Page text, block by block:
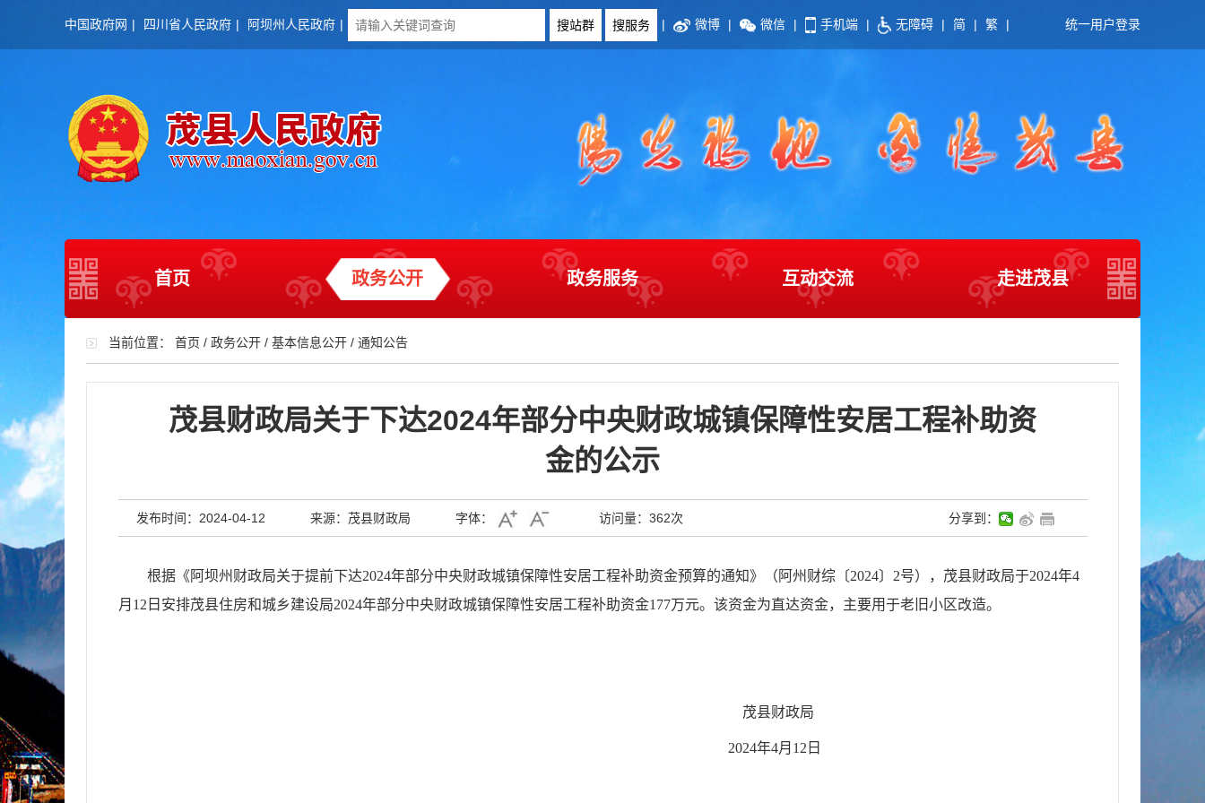
中国政府网 | 四川省人民政府 | 阿坝州人民政府 | | 微博 | 微信 | 手机端 | 无障碍 | 简 | 繁 | 统一用户登录
首页 政务公开 政务服务 互动交流 走进茂县
当前位置： 首页 / 政务公开 / 基本信息公开 / 通知公告
茂县财政局关于下达2024年部分中央财政城镇保障性安居工程补助资
金的公示
发布时间：2024-04-12 来源：茂县财政局 字体： 访问量： 362次 分享到：
根据《阿坝州财政局关于提前下达2024年部分中央财政城镇保障性安居工程补助资金预算的通知》（阿州财综〔2024〕 2号），茂县财政局于2024年4
月 12 日 安排茂县住房和城乡建设局2024年部分中央财政城镇保障性安居工程补助资金177万元。该资金为直达资金，主要用于老旧小区改造。
茂县财政局
2024年4月 12 日